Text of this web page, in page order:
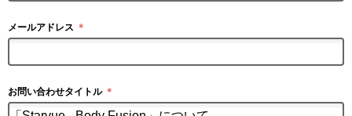
メールアドレス ＊
お問い合わせタイトル ＊